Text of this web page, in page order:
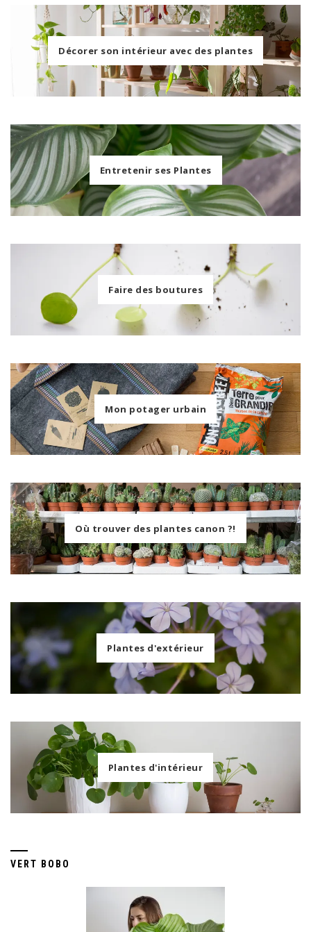
Décorer son intérieur avec des plantes
Entretenir ses Plantes
Faire des boutures
Mon potager urbain
Où trouver des plantes canon ?!
Plantes d'extérieur
Plantes d'intérieur
VERT BOBO